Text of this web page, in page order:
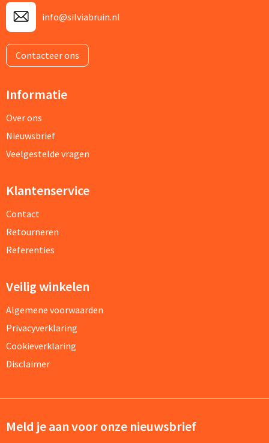
info@silviabruin.nl
Contacteer ons
Informatie
Over ons
Nieuwsbrief
Veelgestelde vragen
Klantenservice
Contact
Retourneren
Referenties
Veilig winkelen
Algemene voorwaarden
Privacyverklaring
Cookieverklaring
Disclaimer
Meld je aan voor onze nieuwsbrief